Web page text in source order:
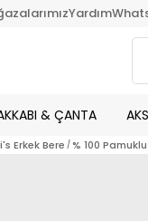
Yardım
& ÇANTA
Erkek Bere % 100